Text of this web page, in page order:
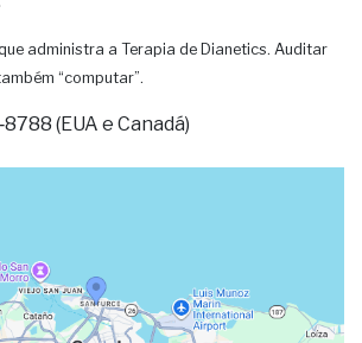
administra a Terapia de Dianetics. Auditar
“computar”.
(EUA e Canadá)